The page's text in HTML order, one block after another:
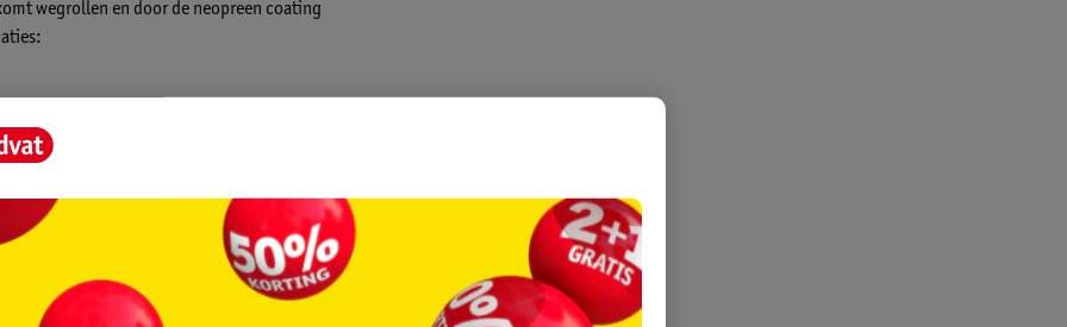
wegrollen en door de neopreen coating